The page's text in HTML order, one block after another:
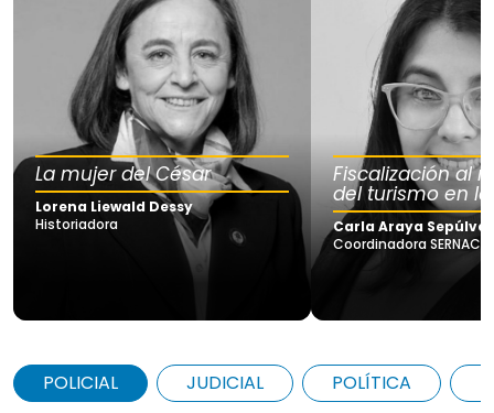
La mujer del César
Lorena Liewald Dessy
Historiadora
Fiscalización al
del turismo en
Carla Araya
Coordinadora SERNAC
POLICIAL JUDICIAL POLÍTICA